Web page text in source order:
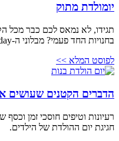
יומולדת מתוק
תגידו, לא נמאס לכם כבר מכל
בחנויות החד פעמי? מבלוני ה-Happy Birthday המוכספים, שמדביקים על
לפוסט המלא >>
הדברים הקטנים שעושים
רעיונות וטיפים חוסכי זמן
חגיגת יום ההולדת של הילדים.